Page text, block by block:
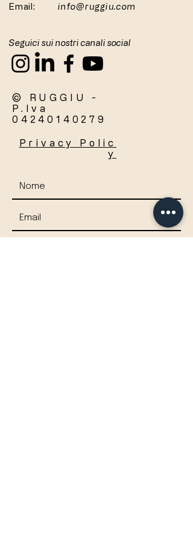
Email: info@ruggiu.com
Seguici sui nostri canali social
© RUGGIU -
P.Iva
04240140279
Privacy
Polic
y